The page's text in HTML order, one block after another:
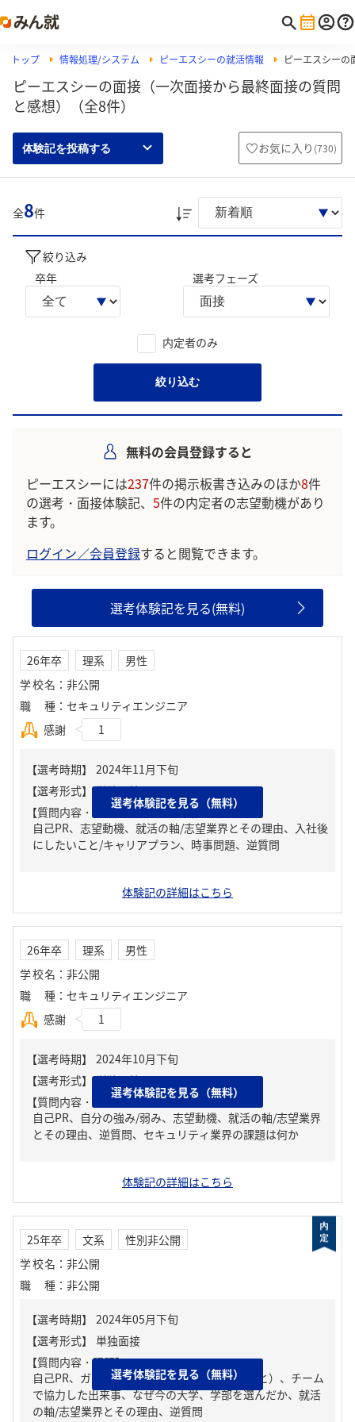
トップ 情報処理/システム ピーエスシーの就活情報 ピーエスシーの
ピーエスシーの面接（一次面接から最終面接の質問
と感想）（全8件）
体験記を投稿する お気に入り (730)
全8件
絞り込み
卒年
選考フェーズ
内定者のみ
絞り込む
無料の会員登録すると
ピーエスシーには237件の掲示板書き込みのほか8件
の選考・面接体験記、 5件の内定者の志望動機があり
ます。
ログイン／会員登録すると閲覧できます。
選考体験記を見る(無料)
26年卒 理系
男性
学校名 ： 非公開
職種 ： セキュリティエンジニア
感謝
1
【質問内容・課題】
自己PR、志望動機、就活の軸/志望業界とその理由、入社後
にしたいこと/キャリアプラン、時事問題、逆質問
選考体験記を見る（無料）
体験記の詳細はこちら
26年卒 理系
男性
学校名 ： 非公開
職種 ： セキュリティエンジニア
感謝
1
【質問内容・課題】
自己PR、自分の強み/弱み、志望動機、就活の軸/志望業界
とその理由、逆質問、セキュリティ業界の課題は何か
選考体験記を見る（無料）
体験記の詳細はこちら
25年卒 文系
性別非公開
学校名 ： 非公開
職種 ： 非公開
【質問内容・課題】
自己PR、ガクチカ（学生時代に力を入れたこと）、チーム
で協力した出来事、なぜ今の大学、学部を選んだか、就活
の軸/志望業界とその理由、逆質問
選考体験記を見る（無料）